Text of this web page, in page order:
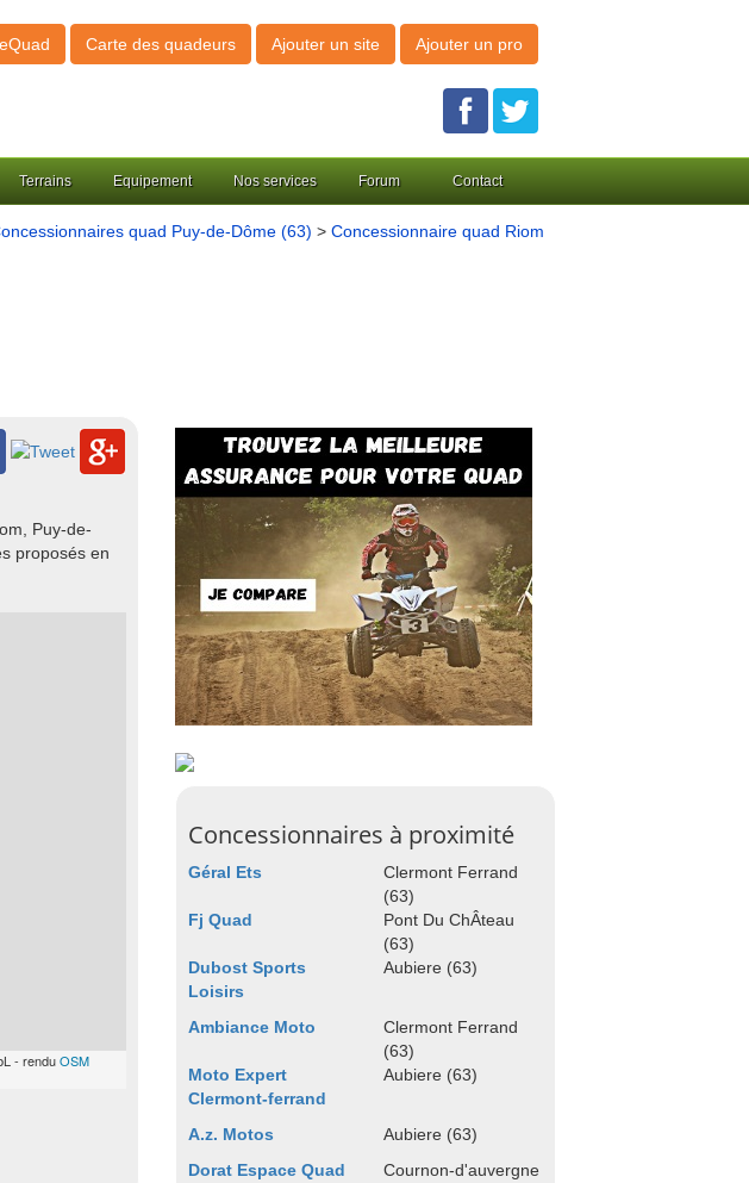
Carte des quadeurs Ajouter un site Ajouter un pro
Terrains Equipement Nos services Forum Contact
quad Puy-de-Dôme (63) > Concessionnaire quad Riom
Puy-de-
proposés en
- renduOSM
Concessionnaires à proximité
Géral Ets
Clermont Ferrand
(63)
Fj Quad
Pont Du ChÂteau
(63)
Dubost Sports
Loisirs
Aubiere (63)
Ambiance Moto
Clermont Ferrand
(63)
Moto Expert
Clermont-ferrand
Aubiere (63)
A.z. Motos
Aubiere (63)
Dorat Espace Quad
Cournon-d'auvergne